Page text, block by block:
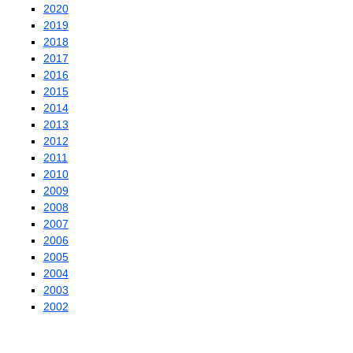
2020
2019
2018
2017
2016
2015
2014
2013
2012
2011
2010
2009
2008
2007
2006
2005
2004
2003
2002